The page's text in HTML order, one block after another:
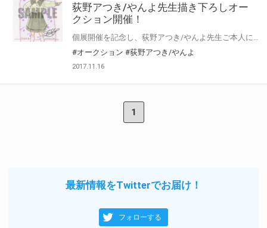
荻野アつき/やんよ先生描き下ろしオー
クション開催！
#オークション #荻野アつき/やんよ
2017.11.16
1
最新情報をTwitterでお届け！
フォローする